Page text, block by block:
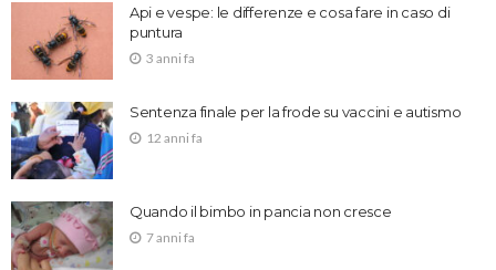
Api e vespe: le differenze e cosa fare in caso di
puntura
3 anni fa
Sentenza finale per la frode su vaccini e autismo
12 anni fa
Quando il bimbo in pancia non cresce
7 anni fa